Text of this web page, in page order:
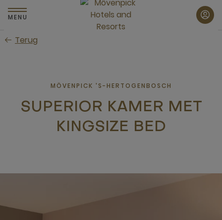
Skip
to
content
MENU
Terug
MÖVENPICK 'S-HERTOGENBOSCH
SUPERIOR KAMER MET
KINGSIZE BED